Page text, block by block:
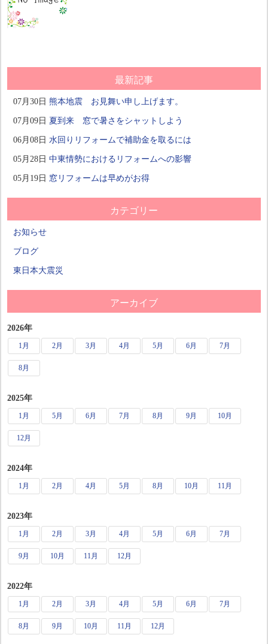
最新記事
07月30日 熊本地震 お見舞い申し上げます。
07月09日 夏到来 窓で暑さをシャットしよう
06月08日 水回りリフォームで補助金を取るには
05月28日 中東情勢におけるリフォームへの影響
05月19日 窓リフォームは早めがお得
カテゴリー
お知らせ
ブログ
東日本大震災
アーカイブ
2026年
1月 2月 3月 4月 5月 6月 7月
8月
2025年
1月 5月 6月 7月 8月 9月 10月
12月
2024年
1月 2月 4月 5月 8月 10月 11月
2023年
1月 2月 3月 4月 5月 6月 7月
9月 10月 11月 12月
2022年
1月 2月 3月 4月 5月 6月 7月
8月 9月 10月 11月 12月